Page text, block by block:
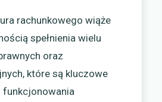
rachunkowego wiąże
spełnienia wielu
oraz
które są kluczowe
funkcjonowania